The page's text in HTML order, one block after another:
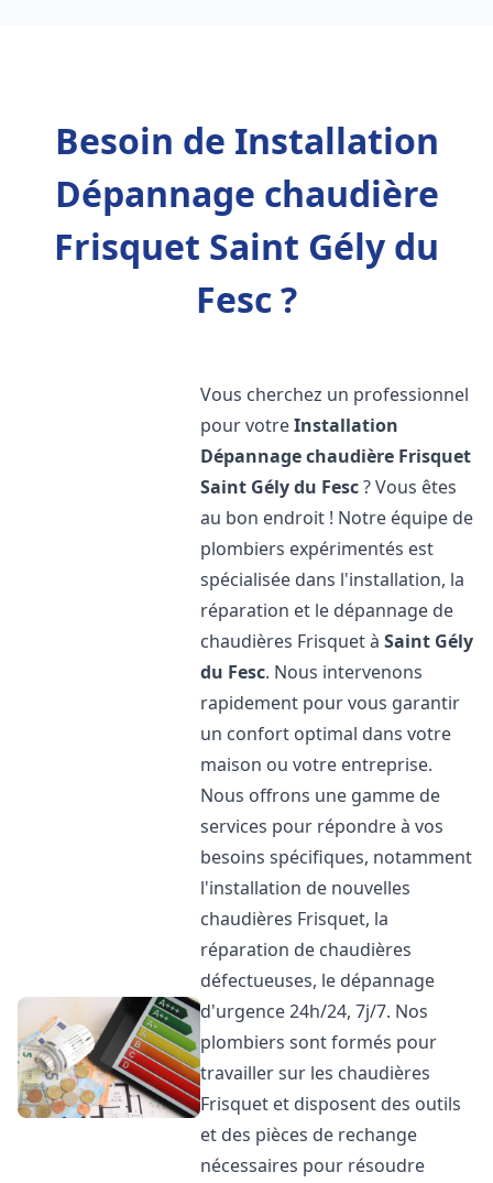
Besoin de Installation
Dépannage chaudière
Frisquet Saint Gély du
Fesc ?
Vous cherchez un professionnel
pour votreInstallation
Dépannage chaudière Frisquet
Saint Gély du Fesc? Vous êtes
au bon endroit ! Notre équipe de
plombiers expérimentés est
spécialisée dans l'installation, la
réparation et le dépannage de
chaudières Frisquet àSaint Gély
du Fesc. Nous intervenons
rapidement pour vous garantir
un confort optimal dans votre
maison ou votre entreprise.
Nous offrons une gamme de
services pour répondre à vos
besoins spécifiques, notamment
l'installation de nouvelles
chaudières Frisquet, la
réparation de chaudières
défectueuses, le dépannage
d'urgence 24h/24, 7j/7. Nos
plombiers sont formés pour
travailler sur les chaudières
Frisquet et disposent des outils
et des pièces de rechange
nécessaires pour résoudre